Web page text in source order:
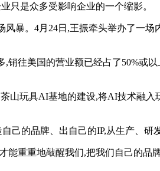
只是众多受影响企业的一个缩影。
暴。4月24日,王振牵头举办了一
往美国的营业额已经占了50%或
山玩具AI基地的建设,将AI技术融
的品牌、出自己的IP,从生产、研
重重地敲醒我们,把我们自己的品